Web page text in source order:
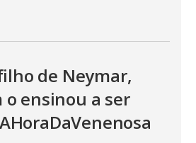
de Neymar,
o ensinou a ser